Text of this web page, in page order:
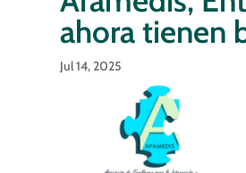
ahora tienen
Jul 14, 2025